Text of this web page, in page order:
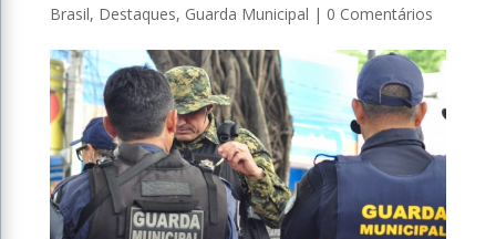
Brasil, Destaques, Guarda Municipal | 0 Comentários